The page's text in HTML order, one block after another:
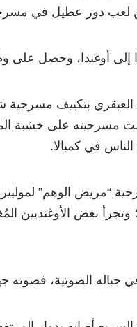
لعب دور عطيل في
إلى أوغندا، وحصل
بتكييف مسرحية
مسرحيته على خشبة
في كمبالا.
“مريض الوهم”
بعض الأوغنديين
حباله الصوتية، فصوته